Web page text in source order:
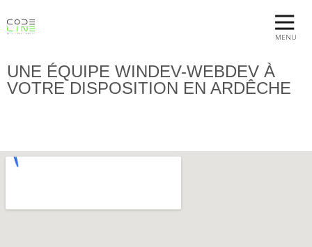
MENU
UNE ÉQUIPE WINDEV-WEBDEV À
VOTRE DISPOSITION EN ARDÊCHE